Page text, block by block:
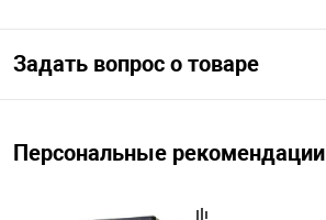
Задать вопрос о товаре
Персональные рекомендации